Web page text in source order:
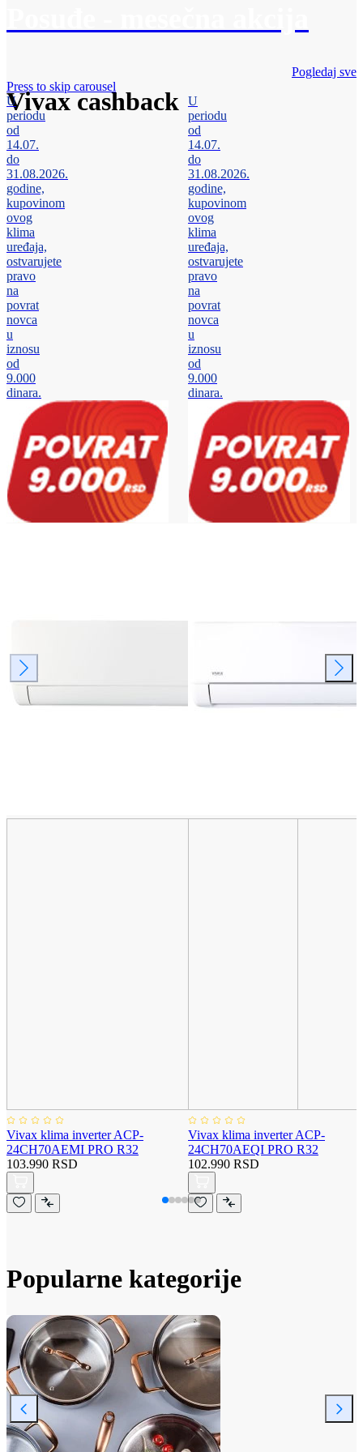
Vivax cashback
Pogledaj sve
Press to skip carousel
U
periodu
od
14.07.
do
31.08.2026.
godine,
kupovinom
ovog
klima
uređaja,
ostvarujete
pravo
na
povrat
novca
u
iznosu
od
9.000
dinara.
Vivax klima inverter ACP-
24CH70AEMI PRO R32
103.990 RSD
U
periodu
od
14.07.
do
31.08.2026.
godine,
kupovinom
ovog
klima
uređaja,
ostvarujete
pravo
na
povrat
novca
u
iznosu
od
9.000
dinara.
Vivax klima inverter ACP-
24CH70AEQI PRO R32
102.990 RSD
Popularne kategorije